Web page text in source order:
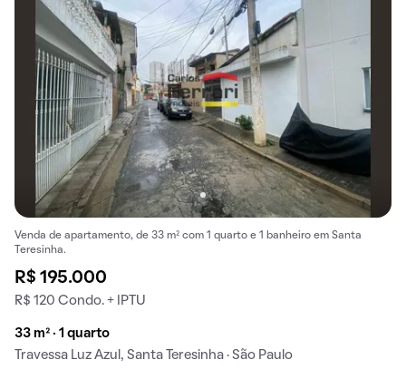
Venda de apartamento, de 33 m² com 1 quarto e 1 banheiro em Santa
Teresinha.
R$ 195.000
R$ 120 Condo. + IPTU
33 m² · 1 quarto
Travessa Luz Azul, Santa Teresinha · São Paulo